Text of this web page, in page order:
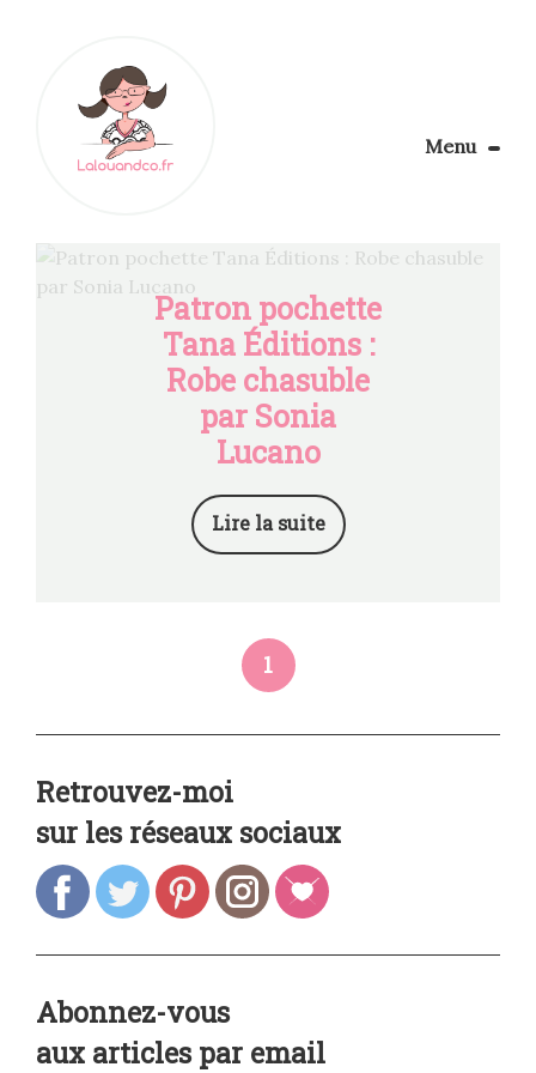
Menu
Apprendre la couture
Personnalisez vos tissus
Patron pochette
Tana Éditions :
Robe chasuble
par Sonia
Lucano
Lire la suite
1
Retrouvez-moi
sur les réseaux sociaux
Abonnez-vous
aux articles par email